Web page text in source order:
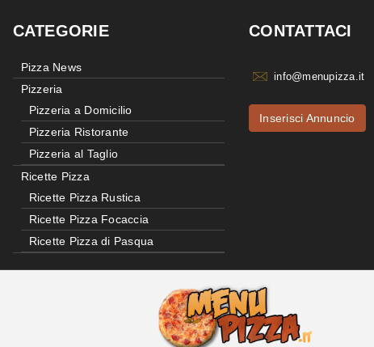
CATEGORIE
Pizza News
Pizzeria
Pizzeria a Domicilio
Pizzeria Ristorante
Pizzeria al Taglio
Ricette Pizza
Ricette Pizza Rustica
Ricette Pizza Focaccia
Ricette Pizza di Pasqua
CONTATTACI
info@menupizza.it
Inserisci Annuncio